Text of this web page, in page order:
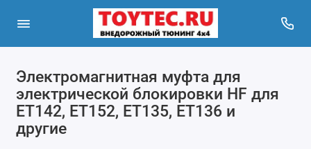
Электромагнитная муфта для
электрической блокировки HF для
ET142, ET152, ET135, ET136 и
другие